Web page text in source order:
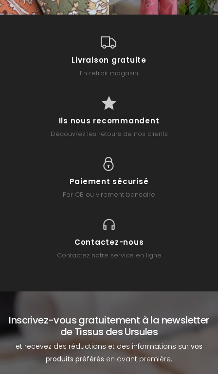
Livraison gratuite
En retrait magasin
Ils nous recommandent
Découvrez les retours de nos clients
Paiement sécurisé
Par CB ou virement bancaire
Contactez-nous
Contactez notre service en ligne
Inscrivez-vous gratuitement à la newsletter
de Tissus des Ursules
et recevez des réductions et des informations sur vos
produits préférés en avant première.